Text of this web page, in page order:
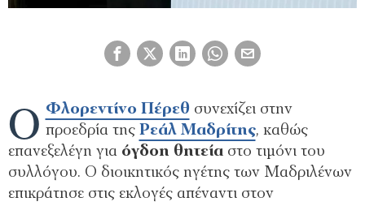
Ο Φλορεντίνο Πέρεθ συνεχίζει στην
προεδρία της Ρεάλ Μαδρίτης, καθώς
επανεξελέγη για όγδοη θητεία στο τιμόνι του
συλλόγου. Ο διοικητικός ηγέτης των Μαδριλένων
επικράτησε στις εκλογές απέναντι στον